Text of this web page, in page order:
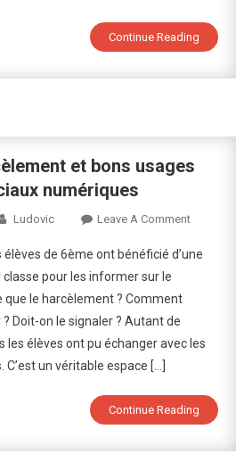
L’intimidation
Continue Reading
et bons usages
numériques
Ludovic Leave A CommentOn
Des
de 6ème ont bénéficié d’une
pour les informer sur le
que le harcèlement ? Comment
? Doit-on le signaler ? Autant de
les élèves ont pu échanger avec les
un véritable espace […]
Continue Reading